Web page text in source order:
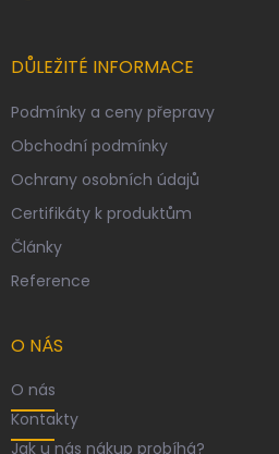
DŮLEŽITÉ INFORMACE
Podmínky a ceny přepravy
Obchodní podmínky
Ochrany osobních údajů
Certifikáty k produktům
Články
Reference
O NÁS
O nás
Kontakty
Jak u nás nákup probíhá?